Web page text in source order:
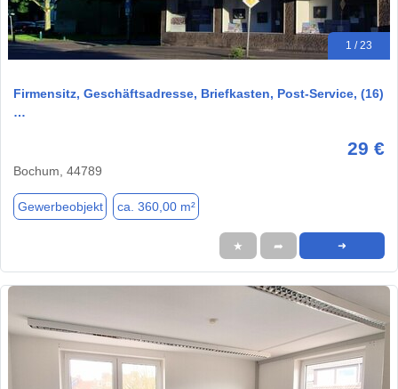
1 / 23
Firmensitz, Geschäftsadresse, Briefkasten, Post-Service, (16)
…
29 €
Bochum, 44789
Gewerbeobjekt ca. 360,00 m²
★ ➦ ➜